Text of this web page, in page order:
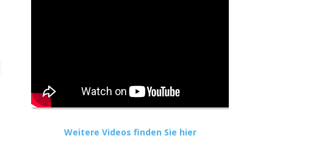
Weitere Videos finden Sie hier